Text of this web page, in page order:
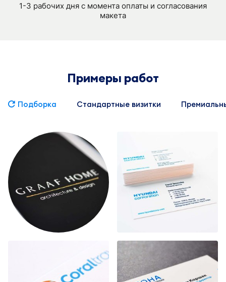
1-3 рабочих дня с момента оплаты и согласования
макета
Примеры работ
Подборка Стандартные визитки